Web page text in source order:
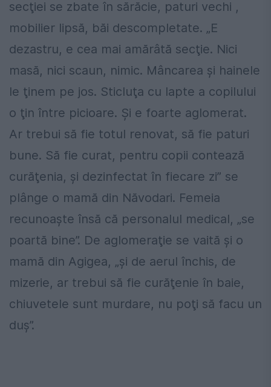
secţiei se zbate în sărăcie, paturi vechi ,
mobilier lipsă, băi descompletate. „E
dezastru, e cea mai amărâtă secţie. Nici
masă, nici scaun, nimic. Mâncarea şi hainele
le ţinem pe jos. Sticluţa cu lapte a copilului
o ţin între picioare. Şi e foarte aglomerat.
Ar trebui să fie totul renovat, să fie paturi
bune. Să fie curat, pentru copii contează
curăţenia, şi dezinfectat în fiecare zi” se
plânge o mamă din Năvodari. Femeia
recunoaşte însă că personalul medical, „se
poartă bine”. De aglomeraţie se vaită şi o
mamă din Agigea, „şi de aerul închis, de
mizerie, ar trebui să fie curăţenie în baie,
chiuvetele sunt murdare, nu poţi să facu un
duş”.